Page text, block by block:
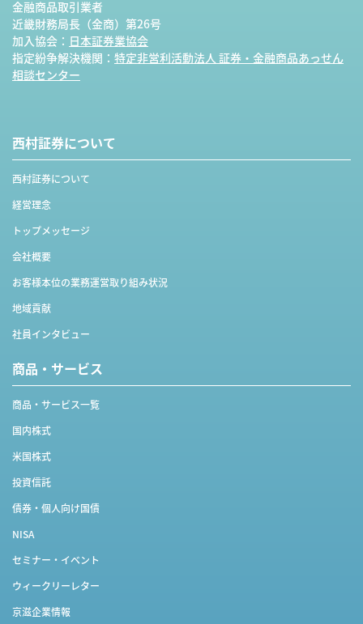
金融商品取引業者
近畿財務局長（金商）第26号
加入協会： 日本証券業協会
指定紛争解決機関： 特定非営利活動法人 証券・金融商品あっせん
相談センター
西村証券について
西村証券について
経営理念
トップメッセージ
会社概要
お客様本位の業務運営取り組み状況
地域貢献
社員インタビュー
商品・サービス
商品・サービス一覧
国内株式
米国株式
投資信託
債券・個人向け国債
NISA
セミナー・イベント
ウィークリーレター
京滋企業情報